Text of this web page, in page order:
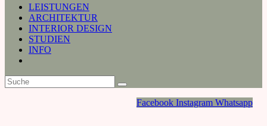
LEISTUNGEN
ARCHITEKTUR
INTERIOR DESIGN
STUDIEN
INFO
Facebook Instagram Whatsapp